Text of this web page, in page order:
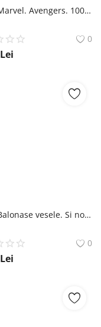
Carte Marvel. Avengers. 1001 autocolante Editura Litera
0
Lei
Carte Balonase vesele. Si noi stim sa ne jucam cu animalutele! Editura Litera
0
Lei